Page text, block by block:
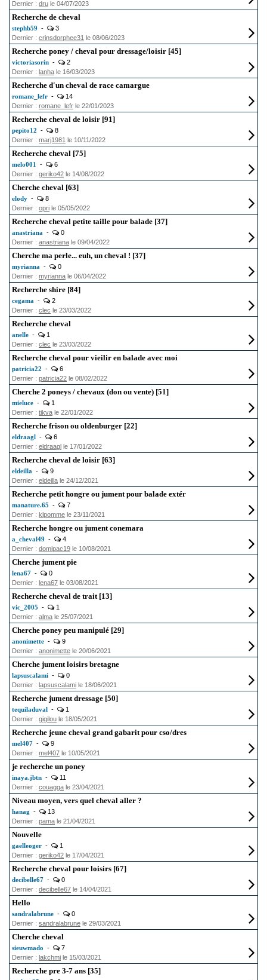
Dernier : dru le 04/07/2023
Recherche de cheval
stephb59 -
3
Dernier : crinsdorphee31 le 08/06/2023
Recherche poney / cheval pour dressage/loisir [45]
victoriasorin -
2
Dernier : lanha le 16/03/2023
Recherche d'un cheval de race camargue
romane_lefr -
14
Dernier : romane_lefr le 22/01/2023
Recherche cheval de loisir [91]
pepito12 -
8
Dernier : marj1981 le 10/11/2022
Recherche cheval [75]
melo001 -
6
Dernier : geriko42 le 14/08/2022
Cherche cheval [63]
elody -
8
Dernier : opri le 05/05/2022
Recherche cheval petite taille pour balade [37]
anastriana -
0
Dernier : anastriana le 09/04/2022
Cherche ma perle... euh, un cheval ! [37]
myrianna -
0
Dernier : myrianna le 06/04/2022
Recherche shire [84]
cegama -
2
Dernier : clec le 23/03/2022
Recherche cheval
anelle -
1
Dernier : clec le 23/03/2022
Recherche cheval pour vieilir en balade avec moi
patricia22 -
6
Dernier : patricia22 le 08/02/2022
Cherche 2 poneys / chevaux (don ou vente) [51]
mieluce -
1
Dernier : tikva le 22/01/2022
Recherche frison ou oldenburger [22]
eldraagl -
6
Dernier : eldraagl le 17/01/2022
Recherche cheval de loisir [63]
eldeilla -
9
Dernier : eldeilla le 24/12/2021
Recherche petit hongre ou jument pour balade extér
manature.65 -
7
Dernier : klpomme le 23/11/2021
Recherche hongre ou jument conemara
a_cheval49 -
4
Dernier : domipac19 le 10/08/2021
Cherche jument pie
lena67 -
0
Dernier : lena67 le 03/08/2021
Recherche cheval de trait [13]
vic_2005 -
1
Dernier : alma le 25/07/2021
Cherche poney peu manipulé [29]
anonimette -
9
Dernier : anonimette le 20/06/2021
Cherche jument loisirs bretagne
lapsuscalami -
0
Dernier : lapsuscalami le 18/06/2021
Recherche jument dressage [50]
tequiladuval -
1
Dernier : gigilou le 18/05/2021
Recherche jeune cheval grand gabarit pour cso/dres
mel407 -
9
Dernier : mel407 le 10/05/2021
je recherche un poney
inaya.jbtn -
11
Dernier : couagga le 23/04/2021
Niveau moyen, vers quel cheval aller ?
hanag -
13
Dernier : pama le 21/04/2021
Nouvelle
gaelleoger -
1
Dernier : geriko42 le 17/04/2021
Recherche cheval pour loisirs [67]
decibelle67 -
0
Dernier : decibelle67 le 14/04/2021
Hello
sandralabrune -
0
Dernier : sandralabrune le 29/03/2021
Cherche cheval
sieuwmado -
7
Dernier : lakchmi le 15/03/2021
Recherche pre 3-7 ans [35]